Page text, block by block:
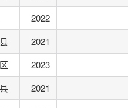
2022
2021
2023
2021